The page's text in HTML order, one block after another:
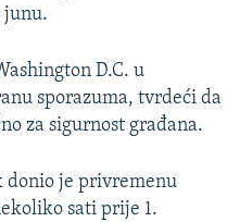
junu.
D.C. u
sporazuma, tvrdeći da
za sigurnost građana.
donio je privremenu
sati prije 1.